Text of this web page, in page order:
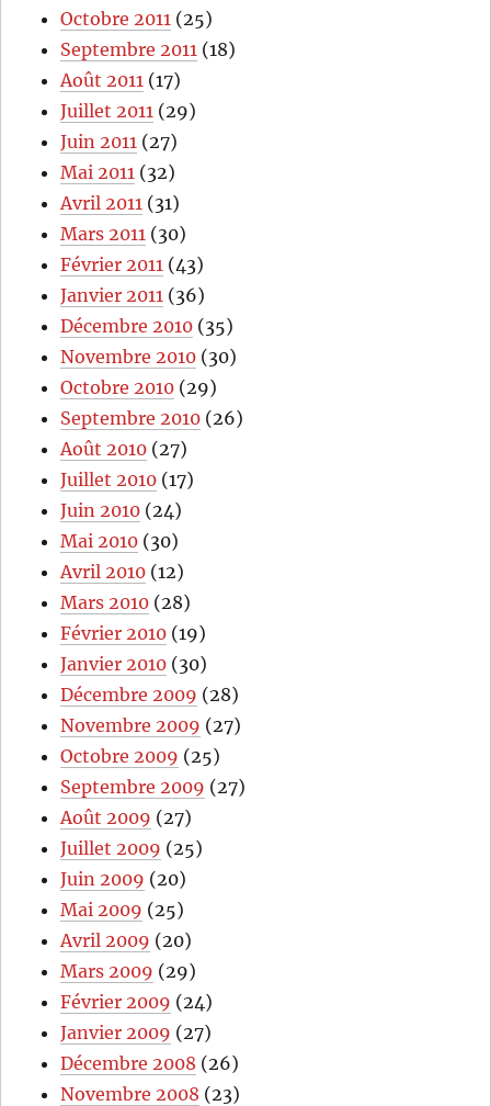
Octobre 2011 (25)
Septembre 2011 (18)
Août 2011 (17)
Juillet 2011 (29)
Juin 2011 (27)
Mai 2011 (32)
Avril 2011 (31)
Mars 2011 (30)
Février 2011 (43)
Janvier 2011 (36)
Décembre 2010 (35)
Novembre 2010 (30)
Octobre 2010 (29)
Septembre 2010 (26)
Août 2010 (27)
Juillet 2010 (17)
Juin 2010 (24)
Mai 2010 (30)
Avril 2010 (12)
Mars 2010 (28)
Février 2010 (19)
Janvier 2010 (30)
Décembre 2009 (28)
Novembre 2009 (27)
Octobre 2009 (25)
Septembre 2009 (27)
Août 2009 (27)
Juillet 2009 (25)
Juin 2009 (20)
Mai 2009 (25)
Avril 2009 (20)
Mars 2009 (29)
Février 2009 (24)
Janvier 2009 (27)
Décembre 2008 (26)
Novembre 2008 (23)